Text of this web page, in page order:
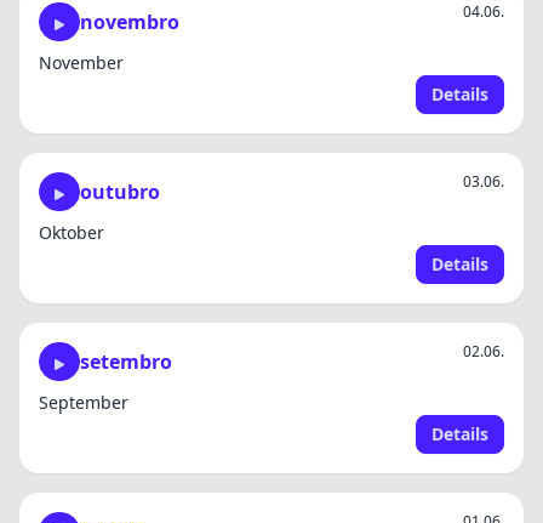
novembro 04.06.
November
Details
outubro 03.06.
Oktober
Details
setembro 02.06.
September
Details